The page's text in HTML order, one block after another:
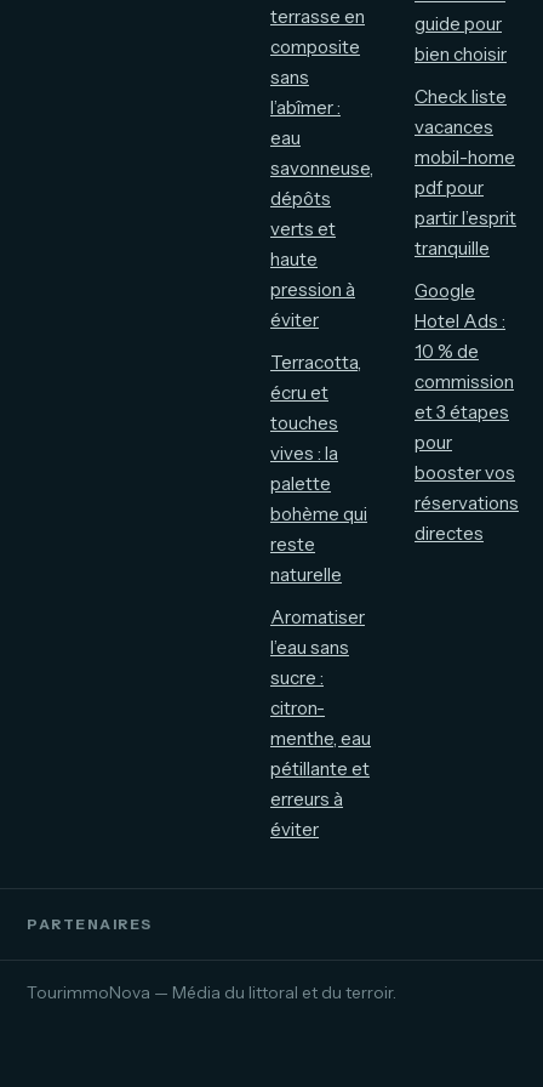
terrasse en
composite
sans
l’abîmer :
eau
savonneuse,
dépôts
verts et
haute
pression à
éviter
Terracotta,
écru et
touches
vives : la
palette
bohème qui
reste
naturelle
Aromatiser
l’eau sans
sucre :
citron-
menthe, eau
pétillante et
erreurs à
éviter
guide pour
bien choisir
Check liste
vacances
mobil-home
pdf pour
partir l’esprit
tranquille
Google
Hotel Ads :
10 % de
commission
et 3 étapes
pour
booster vos
réservations
directes
PARTENAIRES
TourimmoNova — Média du littoral et du terroir.